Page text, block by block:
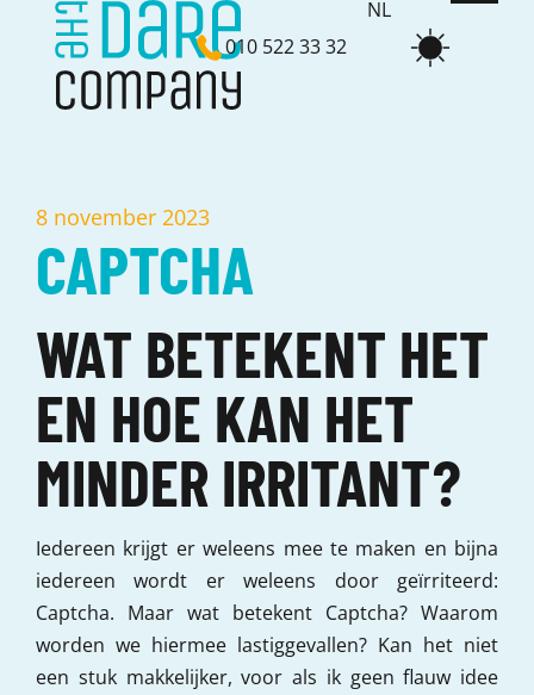
010 522 33 32
NL
8 november 2023
CAPTCHA
WAT BETEKENT HET
EN HOE KAN HET
MINDER IRRITANT?
Iedereen krijgt er weleens mee te maken en bijna
iedereen wordt er weleens door geïrriteerd:
Captcha. Maar wat betekent Captcha? Waarom
worden we hiermee lastiggevallen? Kan het niet
een stuk makkelijker, voor als ik geen flauw idee